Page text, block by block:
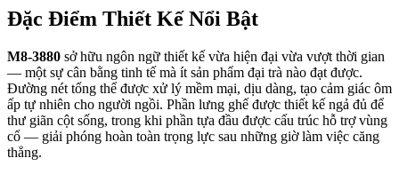
Đặc Điểm Thiết Kế Nổi Bật
M8-3880 sở hữu ngôn ngữ thiết kế vừa hiện đại vừa vượt thời gian
— một sự cân bằng tinh tế mà ít sản phẩm đại trà nào đạt được.
Đường nét tổng thể được xử lý mềm mại, dịu dàng, tạo cảm giác ôm
ấp tự nhiên cho người ngồi. Phần lưng ghế được thiết kế ngả đủ để
thư giãn cột sống, trong khi phần tựa đầu được cấu trúc hỗ trợ vùng
cổ — giải phóng hoàn toàn trọng lực sau những giờ làm việc căng
thẳng.